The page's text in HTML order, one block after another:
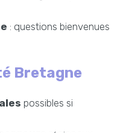
: questions bienvenues
Bretagne
possibles si